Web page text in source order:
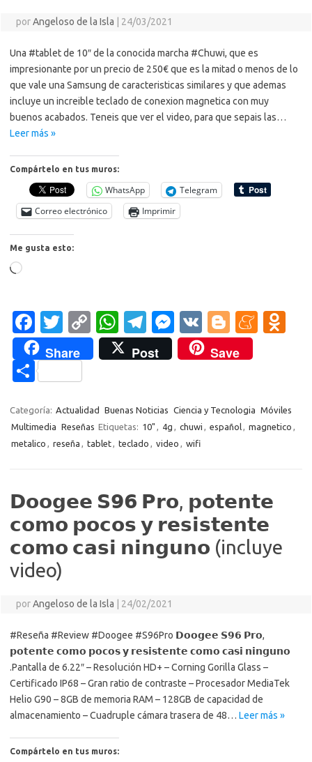
porAngeloso de la Isla 24/03/2021
Una #tablet de 10″ de la conocida marcha #Chuwi, que es
impresionante por un precio de 250€ que es la mitad o menos de lo
que vale una Samsung de caracteristicas similares y que ademas
incluye un increible teclado de conexion magnetica con muy
buenos acabados. Teneis que ver el video, para que sepais las…
Leer más »
Compártelo en tus muros:
WhatsApp
Telegram
Correo electrónico
Imprimir
Me gusta esto:
Cargando...
Fa
c
e
b
o
o
T
w
it
te
r
C
o
p
Li
n
W
h
at
A
p
T
el
e
a
m
M
es
se
g
er
V
K
Bl
o
g
er
M
a
m
kl
as
Share Post Save
C
m
p
r
Categoría: Actualidad Buenas Noticias Ciencia y Tecnologia Móviles
Multimedia Reseñas Etiquetas: 10" 4g chuwi español magnetico
metalico
reseña tablet teclado video wifi
𝗗𝗼𝗼𝗴𝗲𝗲 𝗦𝟵𝟲 𝗣𝗿𝗼, 𝗽𝗼𝘁𝗲𝗻𝘁𝗲
𝗰𝗼𝗺𝗼 𝗽𝗼𝗰𝗼𝘀 𝘆 𝗿𝗲𝘀𝗶𝘀𝘁𝗲𝗻𝘁𝗲
𝗰𝗼𝗺𝗼 𝗰𝗮𝘀𝗶 𝗻𝗶𝗻𝗴𝘂𝗻𝗼 (incluye
video)
porAngeloso de la Isla | 24/02/2021
#Reseña #Review #Doogee #S96Pro 𝗗𝗼𝗼𝗴𝗲𝗲 𝗦𝟵𝟲 𝗣𝗿𝗼,
𝗽𝗼𝘁𝗲𝗻𝘁𝗲 𝗰𝗼𝗺𝗼 𝗽𝗼𝗰𝗼𝘀 𝘆 𝗿𝗲𝘀𝗶𝘀𝘁𝗲𝗻𝘁𝗲 𝗰𝗼𝗺𝗼 𝗰𝗮𝘀𝗶 𝗻𝗶𝗻𝗴𝘂𝗻𝗼
.Pantalla de 6.22″ – Resolución HD+ – Corning Gorilla Glass –
Certificado IP68 – Gran ratio de contraste – Procesador MediaTek
Helio G90 – 8GB de memoria RAM – 128GB de capacidad de
almacenamiento – Cuadruple cámara trasera de 48… Leer más »
Compártelo en tus muros: